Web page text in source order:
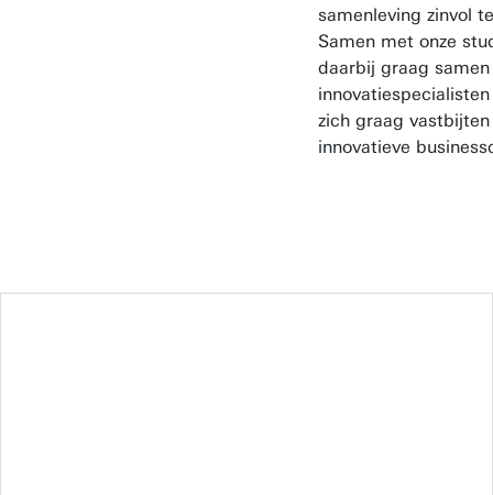
samenleving zinvol
Samen met onze
daarbij graag
zich graag
innovatieve